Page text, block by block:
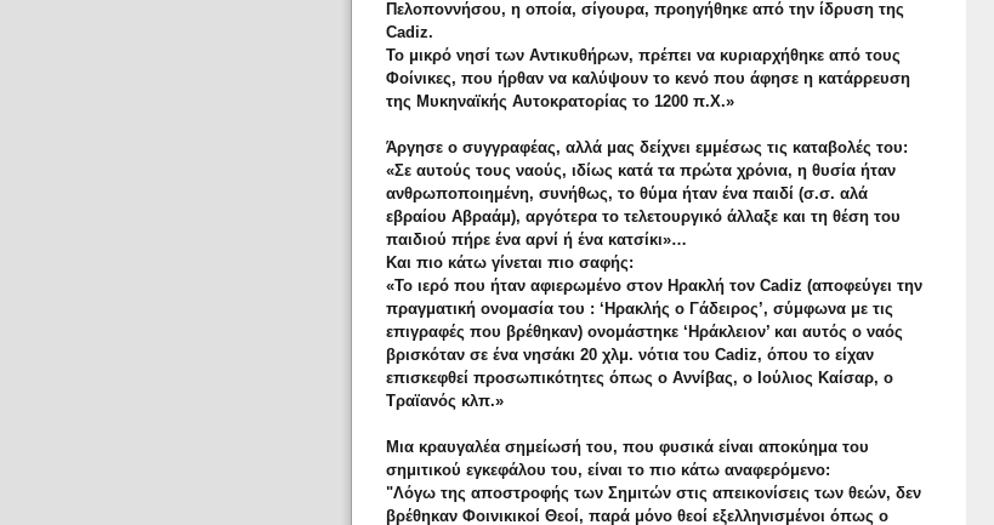
Πελοποννήσου, η οποία, σίγουρα, προηγήθηκε από την ίδρυση της
Cadiz.
Το μικρό νησί των Αντικυθήρων, πρέπει να κυριαρχήθηκε από τους
Φοίνικες, που ήρθαν να καλύψουν το κενό που άφησε η κατάρρευση
της Μυκηναϊκής Αυτοκρατορίας το 1200 π.Χ.»
Άργησε ο συγγραφέας, αλλά μας δείχνει εμμέσως τις καταβολές του:
«Σε αυτούς τους ναούς, ιδίως κατά τα πρώτα χρόνια, η θυσία ήταν
ανθρωποποιημένη, συνήθως, το θύμα ήταν ένα παιδί (σ.σ. αλά
εβραίου Αβραάμ), αργότερα το τελετουργικό άλλαξε και τη θέση του
παιδιού πήρε ένα αρνί ή ένα κατσίκι»…
Και πιο κάτω γίνεται πιο σαφής:
«Το ιερό που ήταν αφιερωμένο στον Ηρακλή τον Cadiz (αποφεύγει την
πραγματική ονομασία του : ‘Ηρακλής ο Γάδειρος’, σύμφωνα με τις
επιγραφές που βρέθηκαν) ονομάστηκε ‘Ηράκλειον’ και αυτός ο ναός
βρισκόταν σε ένα νησάκι 20 χλμ. νότια του Cadiz, όπου το είχαν
επισκεφθεί προσωπικότητες όπως ο Αννίβας, ο Ιούλιος Καίσαρ, ο
Τραϊανός κλπ.»
Μια κραυγαλέα σημείωσή του, που φυσικά είναι αποκύημα του
σημιτικού εγκεφάλου του, είναι το πιο κάτω αναφερόμενο:
"Λόγω της αποστροφής των Σημιτών στις απεικονίσεις των θεών, δεν
βρέθηκαν Φοινικικοί Θεοί, παρά μόνο θεοί εξελληνισμένοι όπως ο